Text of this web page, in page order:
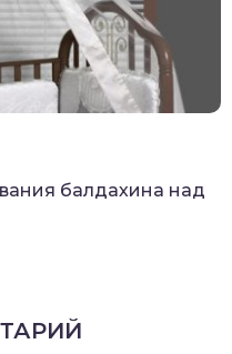
балдахина над